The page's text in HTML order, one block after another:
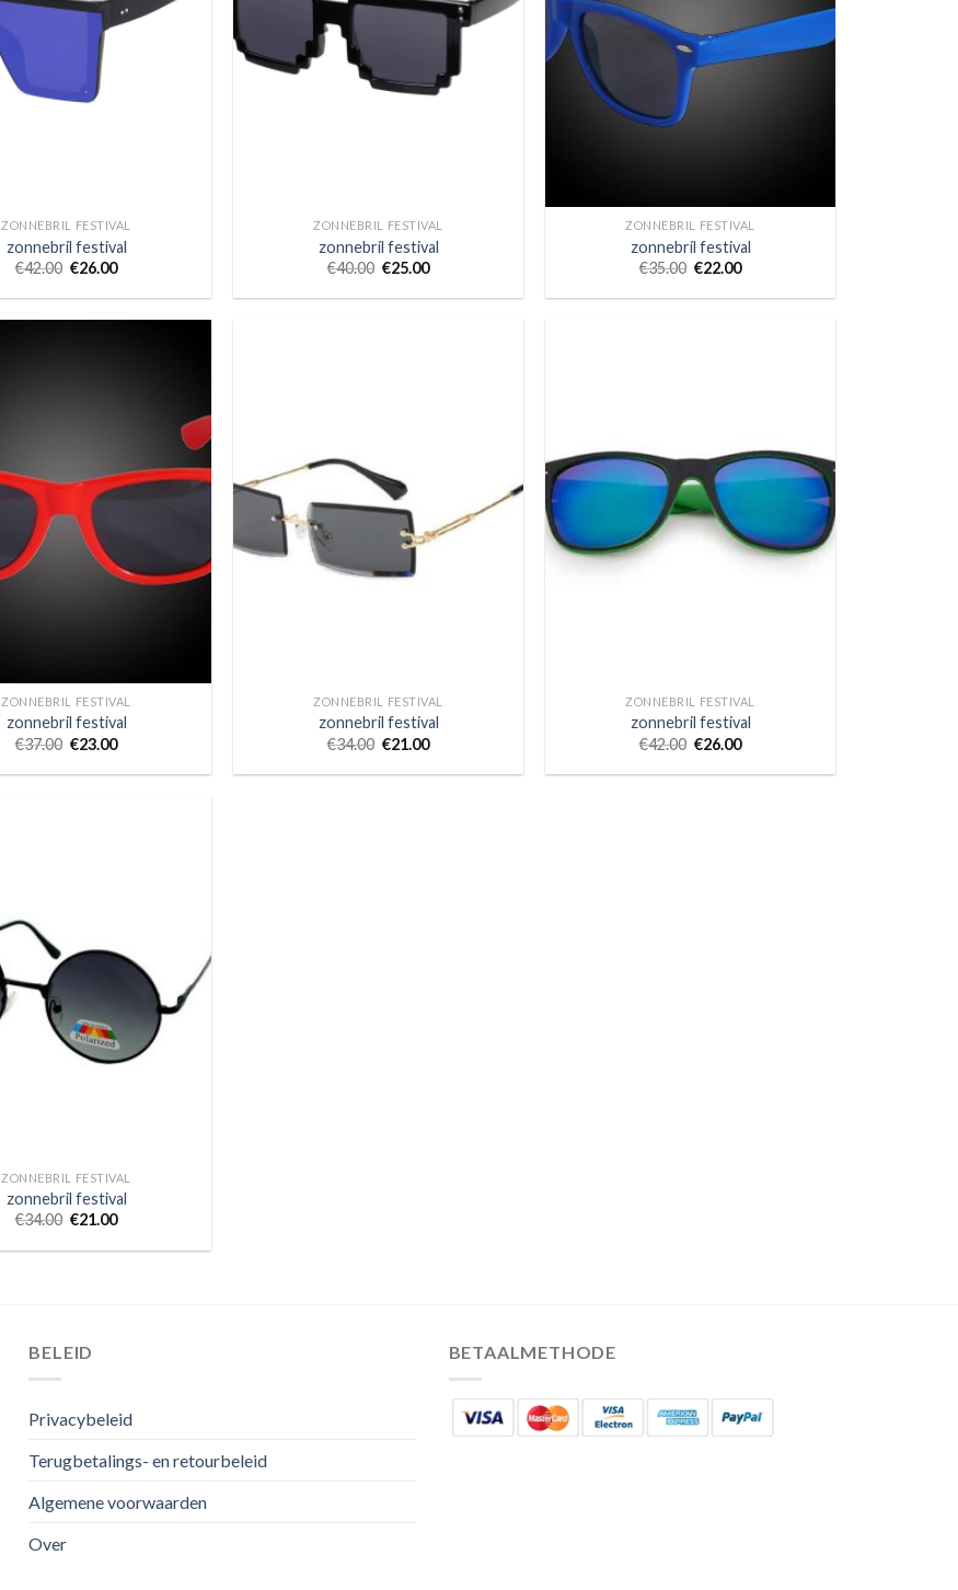
ZONNEBRIL FESTIVAL
zonnebril festival
€42.00 €26.00
ZONNEBRIL FESTIVAL
zonnebril festival
€40.00 €25.00
ZONNEBRIL FESTIVAL
zonnebril festival
€35.00 €22.00
ZONNEBRIL FESTIVAL
zonnebril festival
€37.00 €23.00
ZONNEBRIL FESTIVAL
zonnebril festival
€34.00 €21.00
ZONNEBRIL FESTIVAL
zonnebril festival
€42.00 €26.00
ZONNEBRIL FESTIVAL
zonnebril festival
€34.00 €21.00
BELEID
Privacybeleid
Terugbetalings- en retourbeleid
Algemene voorwaarden
Over
BETAALMETHODE